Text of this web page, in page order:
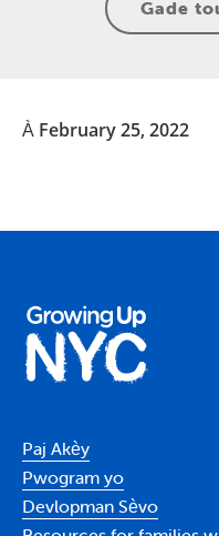
Gade
À February 25, 2022
Paj Akèy
Pwogram yo
Devlopman Sèvo